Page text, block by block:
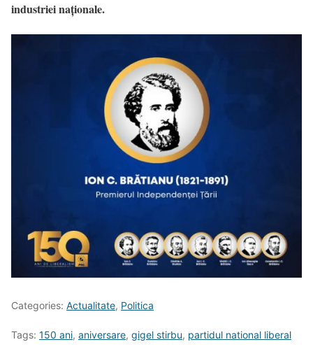
industriei naționale.
Categories: Actualitate, Politica
Tags: 150 ani, aniversare, gigel stirbu, partidul national liberal